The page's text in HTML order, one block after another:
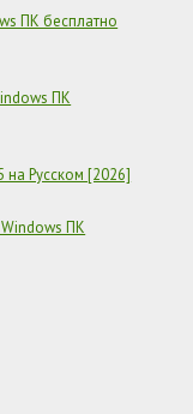
ПК бесплатно
ПК
на Русском [2026]
ПК